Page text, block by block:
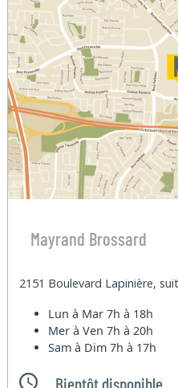
Mayrand Brossard
2151 Boulevard Lapinière,
Lun à Mar7h à 18h
Mer à Ven7h à 20h
Sam à Dim7h à 17h
Bientôt disponible